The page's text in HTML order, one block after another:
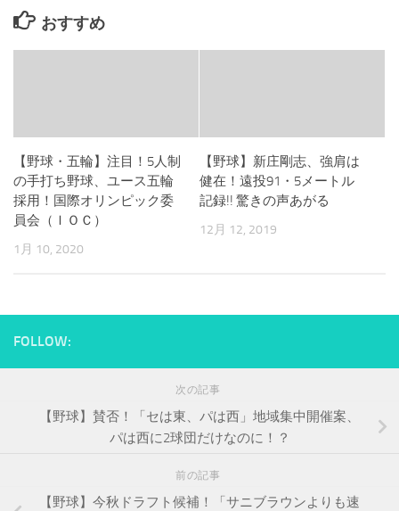
おすすめ
【野球・五輪】注目！5人制
の手打ち野球、ユース五輪
採用！国際オリンピック委
員会（ＩＯＣ）
1月 10, 2020
【野球】新庄剛志、強肩は
健在！遠投91・5メートル
記録!! 驚きの声あがる
12月 12, 2019
FOLLOW:
次の記事
【野球】賛否！「セは東、パは西」地域集中開催案、
パは西に2球団だけなのに！？
前の記事
【野球】今秋ドラフト候補！「サニブラウンよりも速